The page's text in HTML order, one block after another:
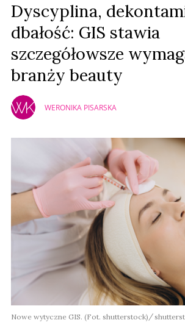
Dyscyplina,
dbałość: GIS stawia
szczegółowsze
branży beauty
WERONIKA PISARSKA
Nowe wytyczne GIS. (Fot. shutterstock)